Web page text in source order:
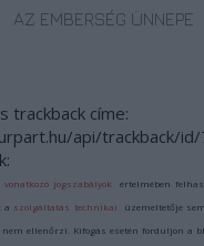
AZ EMBERSÉG ÜNNEPE
trackback címe:
api/trackback/
vonatkozó jogszabályok értelmében
a szolgáltatás technikai üzemeltetője
ellenőrzi. Kifogás esetén forduljon a